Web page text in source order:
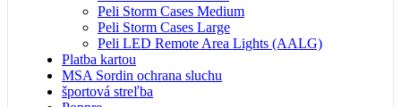
Peli Storm Cases Medium
Peli Storm Cases Large
Peli LED Remote Area Lights (AALG)
Platba kartou
MSA Sordin ochrana sluchu
športová streľba